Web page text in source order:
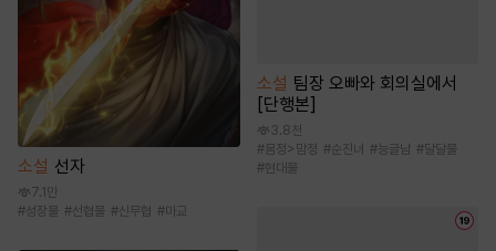
소설 선자
7.1만
#성장물 #선협물 #신무협 #마교
소설 팀장 오빠와 회의실에서
[단행본]
3.8천
#몸정>맘정 #순진녀 #능글남 #달달물
#현대물